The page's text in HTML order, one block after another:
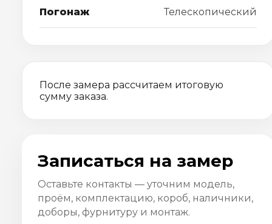
Погонаж Телескопический
После замера рассчитаем итоговую
сумму заказа.
Записаться на замер
Оставьте контакты — уточним модель,
проём, комплектацию, короб, наличники,
доборы, фурнитуру и монтаж.